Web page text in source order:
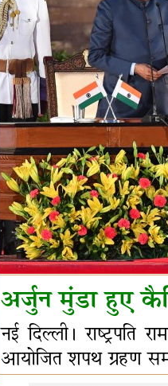
अर्जुन मुंडा हुए
नई दिल्ली। राष्ट्रपति
आयोजित शपथ ग्रहण